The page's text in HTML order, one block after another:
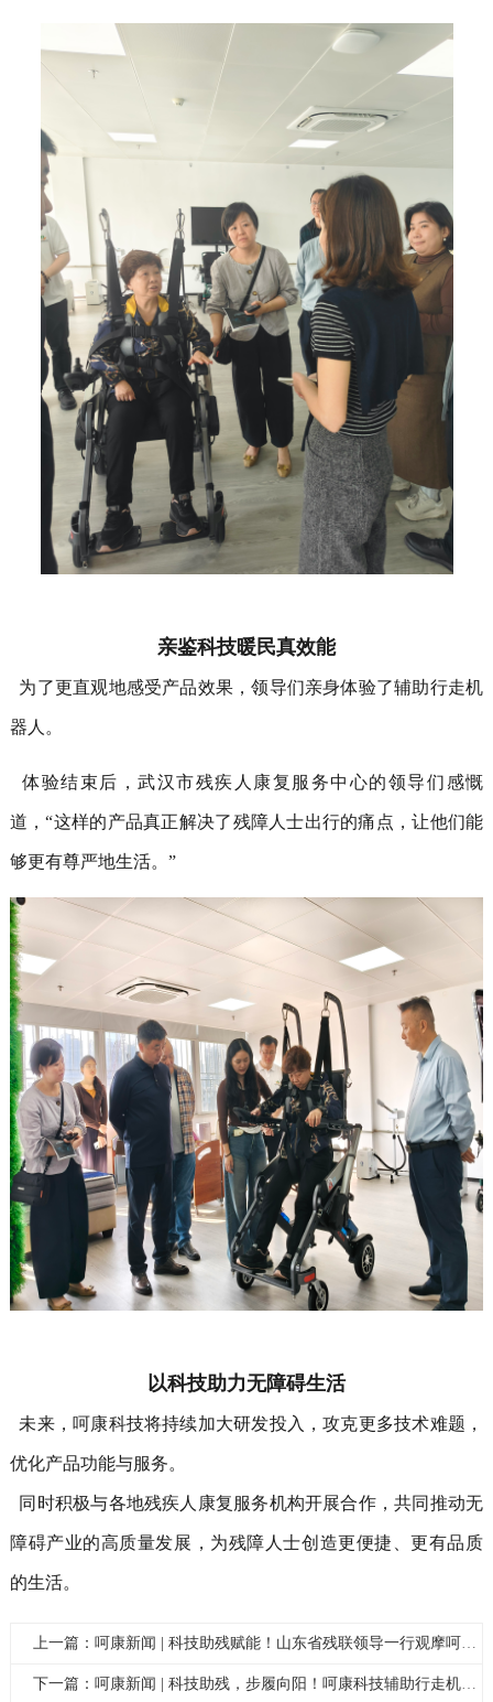
亲鉴科技暖民真效能
为了更直观地感受产品效果，领导们亲身体验了辅助行走机
器人。
体验结束后，武汉市残疾人康复服务中心的领导们感慨
道，“这样的产品真正解决了残障人士出行的痛点，让他们能
够更有尊严地生活。”
以科技助力无障碍生活
未来，呵康科技将持续加大研发投入，攻克更多技术难题，
优化产品功能与服务。
同时积极与各地残疾人康复服务机构开展合作，共同推动无
障碍产业的高质量发展，为残障人士创造更便捷、更有品质
的生活。
上一篇：呵康新闻 | 科技助残赋能！山东省残联领导一行观摩呵康科技产品，共鉴辅助行走机器人硬核实力
下一篇：呵康新闻 | 科技助残，步履向阳！呵康科技辅助行走机器人亮相光明区国际残疾人日体育盛会开幕式